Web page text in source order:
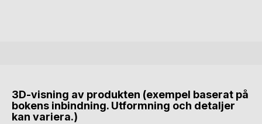
3D-visning av produkten (exempel baserat på
bokens inbindning. Utformning och detaljer
kan variera.)